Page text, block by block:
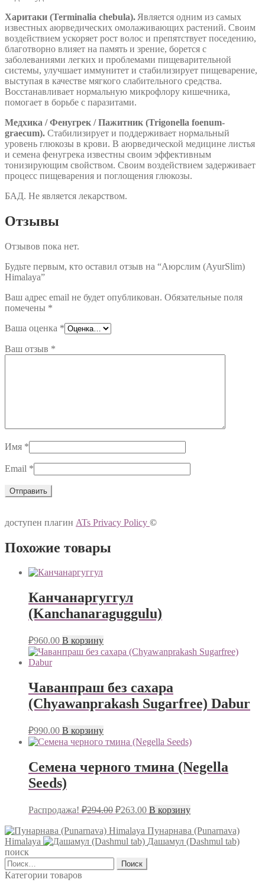
Харитаки (Terminalia chebula). Является одним из самых
известных аюрведических омолаживающих растений. Своим
воздействием ускоряет рост волос и препятствует поседению,
благотворно влияет на память и зрение, борется с
заболеваниями легких и проблемами пищеварительной
системы, улучшает иммунитет и стабилизирует пищеварение,
выступая в качестве мягкого слабительного средства.
Восстанавливает нормальную микрофлору кишечника,
помогает в борьбе с паразитами.
Медхика / Фенугрек / Пажитник (Trigonella foenum-
graecum). Стабилизирует и поддерживает нормальный
уровень глюкозы в крови. В аюрведической медицине листья
и семена фенугрека известны своим эффективным
тонизирующим свойством. Своим воздействием задерживает
процесс пищеварения и поглощения глюкозы.
БАД. Не является лекарством.
Отзывы
Отзывов пока нет.
Будьте первым, кто оставил отзыв на “Аюрслим (AyurSlim)
Himalaya”
Ваш адрес email не будет опубликован. Обязательные поля
помечены *
Ваша оценка *
Ваш отзыв *
Имя *
Email *
доступен плагин ATs Privacy Policy ©
Похожие товары
Канчанаргуггул
(Kanchanaraguggulu)
₽960.00 В корзину
Чаванпраш без сахара
(Chyawanprakash Sugarfree) Dabur
₽990.00 В корзину
Семена черного тмина (Negella
Seeds)
Распродажа! ₽294.00 Первоначальная
составляла
₽294.00.
₽263.00Текущая
цена:
₽263.00.
В корзину
Пунарнава (Punarnava)
Himalaya
Дашамул (Dashmul tab)
поиск
Найти:
Категории товаров